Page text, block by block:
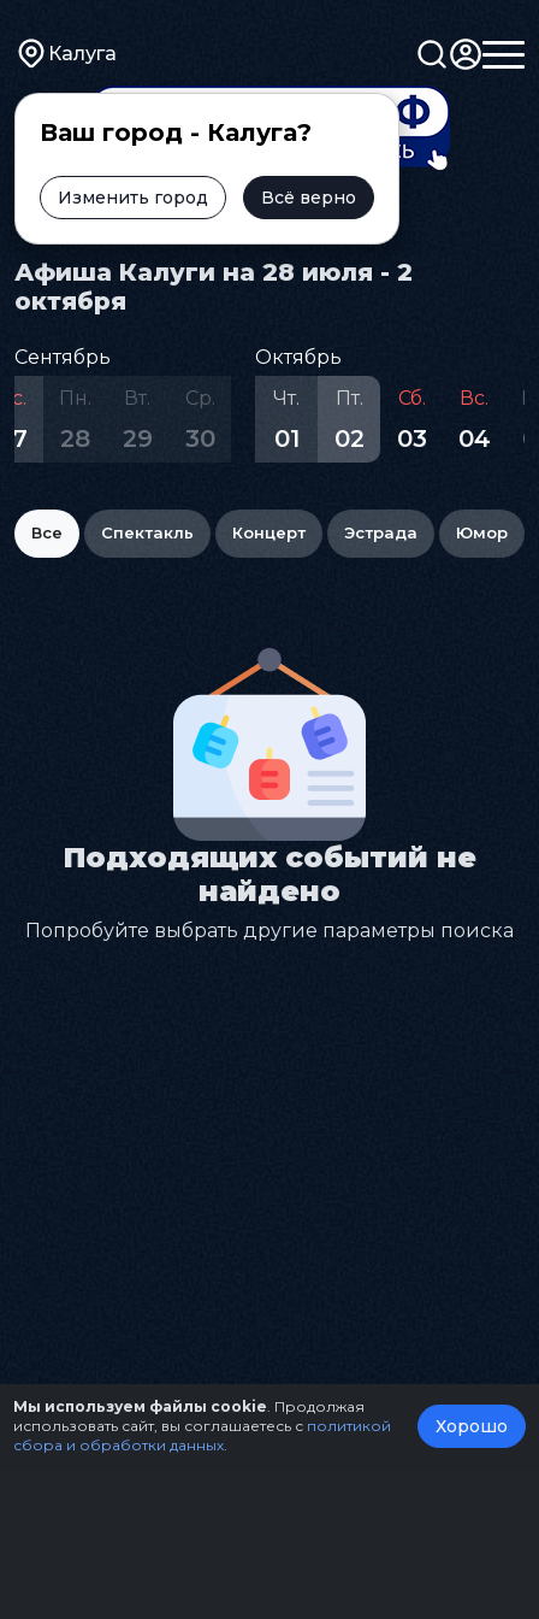
Калуга
Ваш город - Калуга?
Изменить город Всё верно
Главная Афиша
Афиша Калуги на 28 июля - 2
октября
Сентябрь
Пн.
28
Вт.
29
Ср.
30
Октябрь
Чт.
01
Пт.
02
Сб.
03
Вс.
04
Все Спектакль Концерт Эстрада Юмор
Подходящих событий не
найдено
Попробуйте выбрать другие параметры поиска
Мы используем файлы cookie . Продолжая
использовать сайт, вы соглашаетесь с политикой
сбора и обработки данных
Хорошо